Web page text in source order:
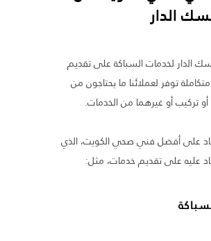
الدار
لخدمات السباكة على تقديم
توفر لعملائنا ما يحتاجون من
تركيب أو غيرهما من الخدمات.
على أفضل فني صحي الكويت، الذي
عليه على تقديم خدمات، مثل: